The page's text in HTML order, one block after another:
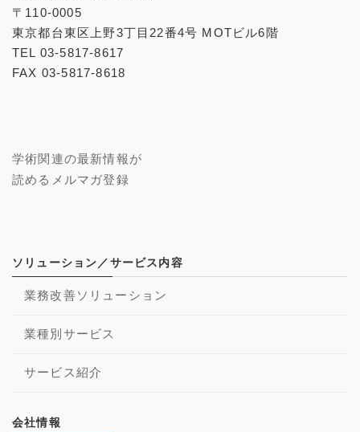
〒110-0005
東京都台東区上野3丁目22番4号 MOTビル6階
TEL 03-5817-8617
FAX 03-5817-8618
学術関連の最新情報が
読めるメルマガ登録
ソリューション／サービス内容
業務改善ソリューション
業種別サービス
サービス紹介
会社情報